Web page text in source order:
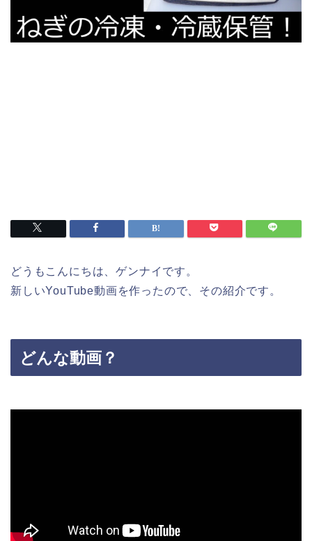
どうもこんにちは、ゲンナイです。
新しいYouTube動画を作ったので、その紹介です。
どんな動画？